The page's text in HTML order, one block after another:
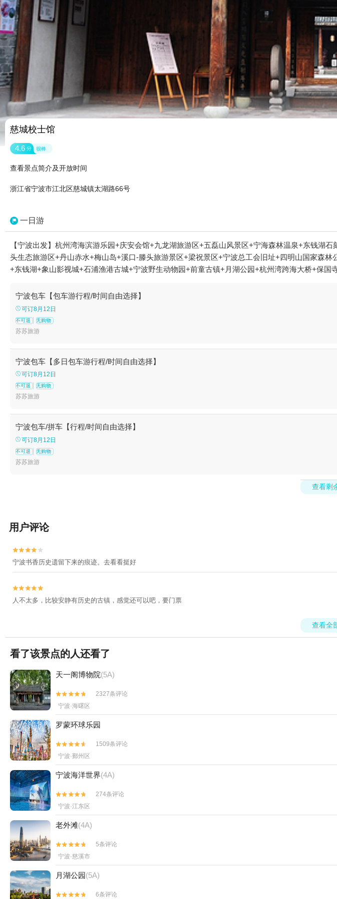
慈城校士馆
4.6 分 很棒
查看景点简介及开放时间
浙江省宁波市江北区慈城镇太湖路66号
一日游
【宁波出发】杭州湾海滨游乐园+庆安会馆+九龙湖旅游区+五磊山风景区+宁海森林温泉+东钱湖
头生态旅游区+丹山赤水+梅山岛+溪口-滕头旅游景区+梁祝景区+宁波总工会旧址+四明山国家森
+东钱湖+象山影视城+石浦渔港古城+宁波野生动物园+前童古镇+月湖公园+杭州湾跨海大桥+保
博物院+岩头古村漂流+宁波奇e国+象山鲤龙潭森林公园+象山民俗文化村+人间弥勒(雪窦寺)+四
鱼+宁波万竹漂流+东钱湖水上乐园+四明山地质公园景区+浙东小九寨+宁波3D艺术节+宁波文化
庄+梅山湾沙滩公园+宁波富邦体育场+罗蒙环球乐园+宁波大剧院+慈溪达蓬山温泉+慈城孔庙+慈
谷+宁波植物园+杭州湾萤火虫城堡+宁波文昌阁+溪口小洋房+妙高台+雪窦山招待所+溪口老街+
灵谷+象山龙溪峡谷漂流+四明山杖锡风景区+东山桃园•熊小米乐园+杭州湾之眼+宁波欢乐滨海乐
欢乐世界+东钱湖下水湿地公园+天苑+梅山湾飞翔乐园+象山龙角岩森林公园+石浦休闲捕鱼海钓
群1日游
宁波包车【包车游行程/时间自由选择】
可订8月12日
不可退 无购物
苏苏旅游
宁波包车【多日包车游行程/时间自由选择】
可订8月12日
不可退 无购物
苏苏旅游
宁波包车/拼车【行程/时间自由选择】
可订8月12日
不可退 无购物
苏苏旅游
查看剩
用户评论


宁波书香历史遗留下来的痕迹。去看看挺好


人不太多，比较安静有历史的古镇，感觉还可以吧，要门票
查看全
看了该景点的人还看了
天一阁博物院(5A)


2327条评论
宁波·海曙区
罗蒙环球乐园


1509条评论
宁波·鄞州区
宁波海洋世界(4A)


274条评论
宁波·江东区
老外滩(4A)


5条评论
宁波·慈溪市
月湖公园(5A)

 6条评论